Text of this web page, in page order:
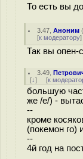
То есть вы
3.47 ,Аноним
[к модератору]
Так вы опен-
3.49 ,
[↓] [к
большую
же /e/) -
--
кроме
(покемон го)
--
4й год на